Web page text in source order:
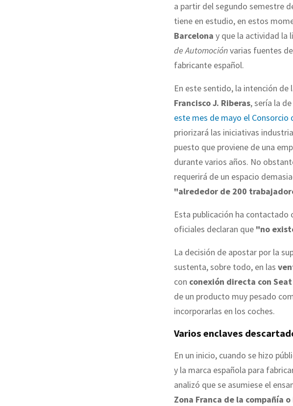
a partir del segundo semestre
tiene en estudio, en estos
Barcelona y que la actividad la
de Automociónvarias fuentes
fabricante español.
En este sentido, la intención
Francisco J. Riberas, sería la de
este mes de mayo el Consorcio
priorizará las iniciativas
puesto que proviene de una
durante varios años. No
requerirá de un espacio
"alrededor de 200
Esta publicación ha contactado
oficiales declaran que "no
La decisión de apostar por la
sustenta, sobre todo, en las
con conexión directa con
de un producto muy pesado
incorporarlas en los coches.
Varios enclaves
En un inicio, cuando se hizo
y la marca española para
analizó que se asumiese el
Zona Franca de la compañía